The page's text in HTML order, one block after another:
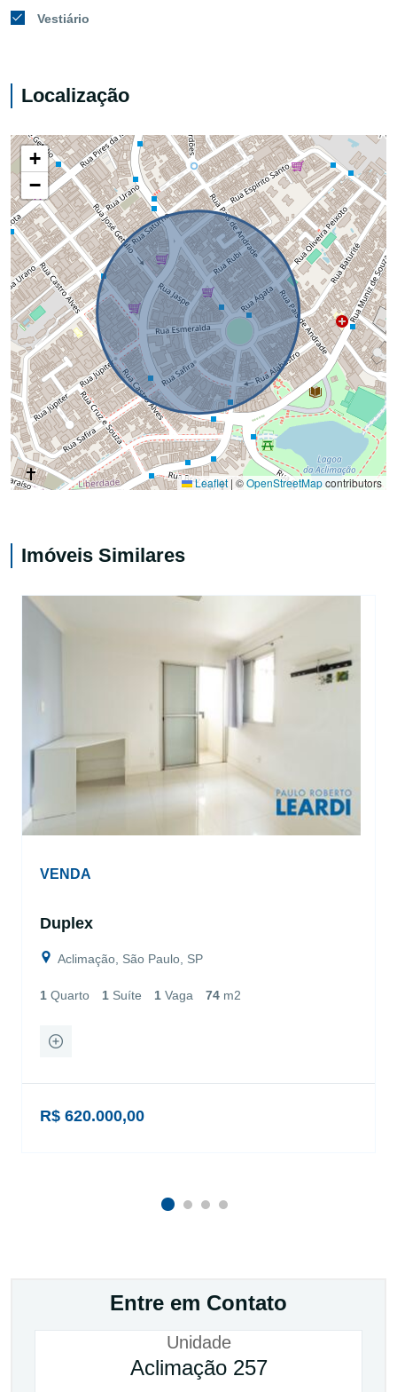
Vestiário
Localização
+
−
Leaflet | ©OpenStreetMapcontributors
Imóveis Similares
VENDA
Duplex
Aclimação, São Paulo, SP
1 Quarto 1 Suíte 1 Vaga 74 m2
R$ 620.000,00
Entre em Contato
Unidade
Aclimação 257